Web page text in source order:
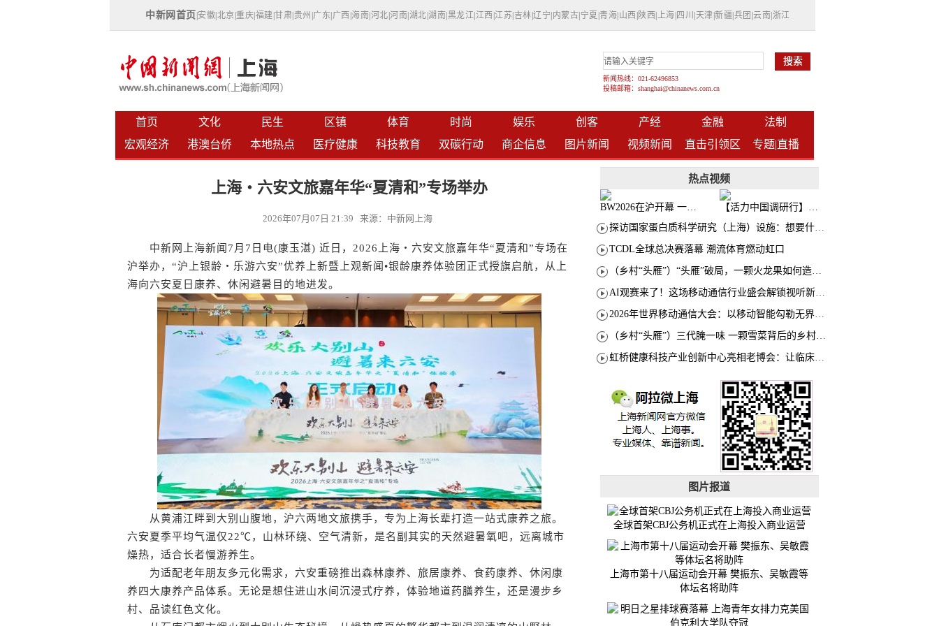
中新网首页 安徽 北京 |重庆 福建 |甘肃 贵州 广东 广西 海南 河北 |河南 湖北 |湖南 黑龙江 江西 江苏 吉林 |辽宁 内蒙古 宁夏 青海 山西 陕西 上海 四川 天津 |新疆 兵团 |云南 浙江
新闻热线：021-62496853
投稿邮箱：shanghai@chinanews.com.cn
首页 文化 民生 区镇 体育 时尚 娱乐 创客 产经 金融
法制
宏观经济
港澳台侨 本地热点 医疗健康 科技教育 双碳行动 商企信息 图片新闻 视频新闻 直击引领区 专题|直播
上海・六安文旅嘉年华“夏清和”专场举办
2026年07月07日 21:39 来源：中新网上海
中新网上海新闻7月7日电(康玉湛) 近日，2026上海・六安文旅嘉年华“夏清和”专场在
沪举办，“沪上银龄・乐游六安”优养上新暨上观新闻•银龄康养体验团正式授旗启航，从上
海向六安夏日康养、休闲避暑目的地进发。
从黄浦江畔到大别山腹地，沪六两地文旅携手，专为上海长辈打造一站式康养之旅。
六安夏季平均气温仅22℃，山林环绕、空气清新，是名副其实的天然避暑氧吧，远离城市
燥热，适合长者慢游养生。
为适配老年朋友多元化需求，六安重磅推出森林康养、旅居康养、食药康养、休闲康
养四大康养产品体系。无论是想住进山水间沉浸式疗养，体验地道药膳养生，还是漫步乡
村、品读红色文化。
热点视频
BW2026在沪开幕 一众次元品牌集中发布全新企划
【活力中国调研行】上海机器人研究院以技术标准撬动长三角智造协同
探访国家蛋白质科学研究（上海）设施：想要什么蛋白 AI直接设计合成
TCDL全球总决赛落幕 潮流体育燃动虹口
（乡村“头雁”）“头雁”破局，一颗火龙果如何造就沪上乡村特色产业化路径
AI观赛来了！这场移动通信行业盛会解锁视听新玩法
2026年世界移动通信大会：以移动智能勾勒无界普惠新愿景
（乡村“头雁”）三代腌一味 一颗雪菜背后的乡村致富经
虹桥健康科技产业创新中心亮相老博会：让临床“需求”定义银发经济新生态
图片报道
全球首架CBJ公务机正式在上海投入商业运营
上海市第十八届运动会开幕 樊振东、吴敏霞等
体坛名将助阵